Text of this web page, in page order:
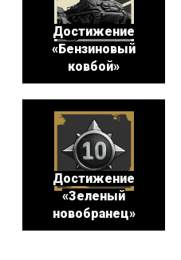
Достижение
«Бензиновый
ковбой»
Достижение
«Зеленый
новобранец»